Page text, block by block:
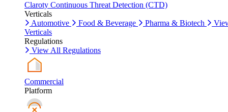
Claroty Continuous Threat Detection (CTD)
Verticals
Automotive
Food & Beverage Pharma & Biotech
Verticals
Regulations
View All Regulations
Commercial
Platform